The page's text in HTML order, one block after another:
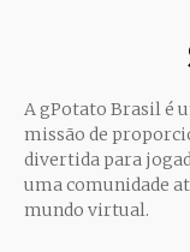
A gPotato Brasil é
missão de
divertida para
uma comunidade
mundo virtual.